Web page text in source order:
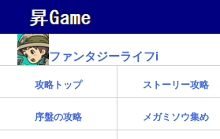
ファンタジーライフi
攻略トップ ストーリー攻略
序盤の攻略 メガミソウ集め